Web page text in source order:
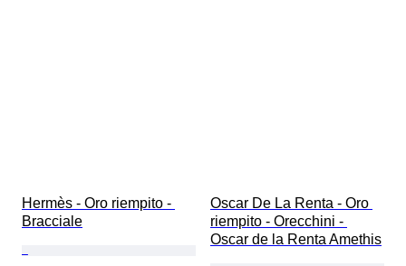
Hermès - Oro riempito -
Bracciale
Oscar De La Renta - Oro
riempito - Orecchini -
Oscar de la Renta Amethis